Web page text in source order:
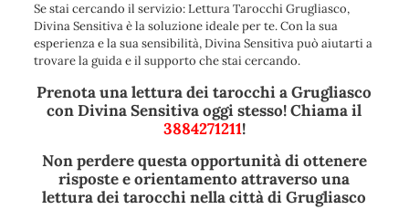
Se stai cercando il servizio: Lettura Tarocchi Grugliasco,
Divina Sensitiva è la soluzione ideale per te. Con la sua
esperienza e la sua sensibilità, Divina Sensitiva può aiutarti a
trovare la guida e il supporto che stai cercando.
Prenota una lettura dei tarocchi a Grugliasco
con Divina Sensitiva oggi stesso! Chiama il
3884271211!
Non perdere questa opportunità di ottenere
risposte e orientamento attraverso una
lettura dei tarocchi nella città di Grugliasco